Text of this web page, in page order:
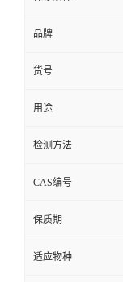
品牌
货号
用途
检测方法
CAS编号
保质期
适应物种